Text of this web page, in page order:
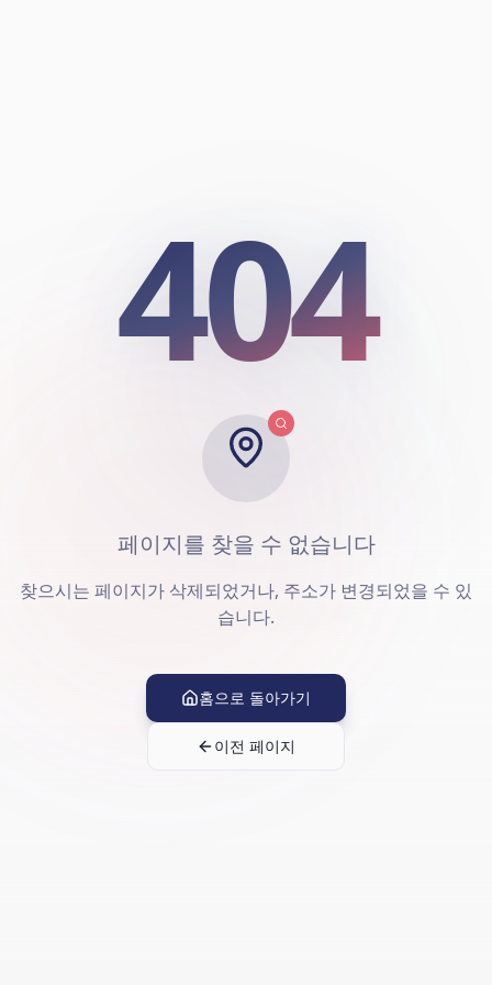
404
404
페이지를 찾을 수 없습니다
찾으시는 페이지가 삭제되었거나, 주소가 변경되었을 수 있
습니다.
홈으로 돌아가기
이전 페이지